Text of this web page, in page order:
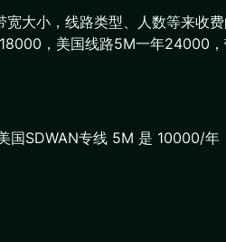
大小，线路类型、人数等来收
，美国线路5M一年24000
SDWAN专线 5M 是 10000/